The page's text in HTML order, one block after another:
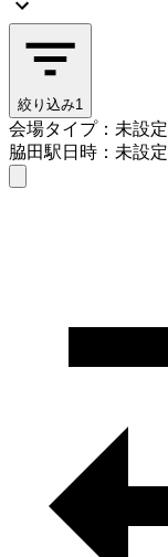
絞り込み1
会場タイプ：未設定
脇田駅日時：未設定